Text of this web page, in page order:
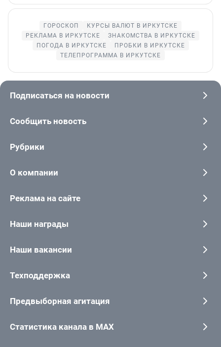
ГОРОСКОП
КУРСЫ ВАЛЮТ В ИРКУТСКЕ
РЕКЛАМА В ИРКУТСКЕ
ЗНАКОМСТВА В ИРКУТСКЕ
ПОГОДА В ИРКУТСКЕ
ПРОБКИ В ИРКУТСКЕ
ТЕЛЕПРОГРАММА В ИРКУТСКЕ
Подписаться на новости
Сообщить новость
Рубрики
О компании
Реклама на сайте
Наши награды
Наши вакансии
Техподдержка
Предвыборная агитация
Статистика канала в MAX